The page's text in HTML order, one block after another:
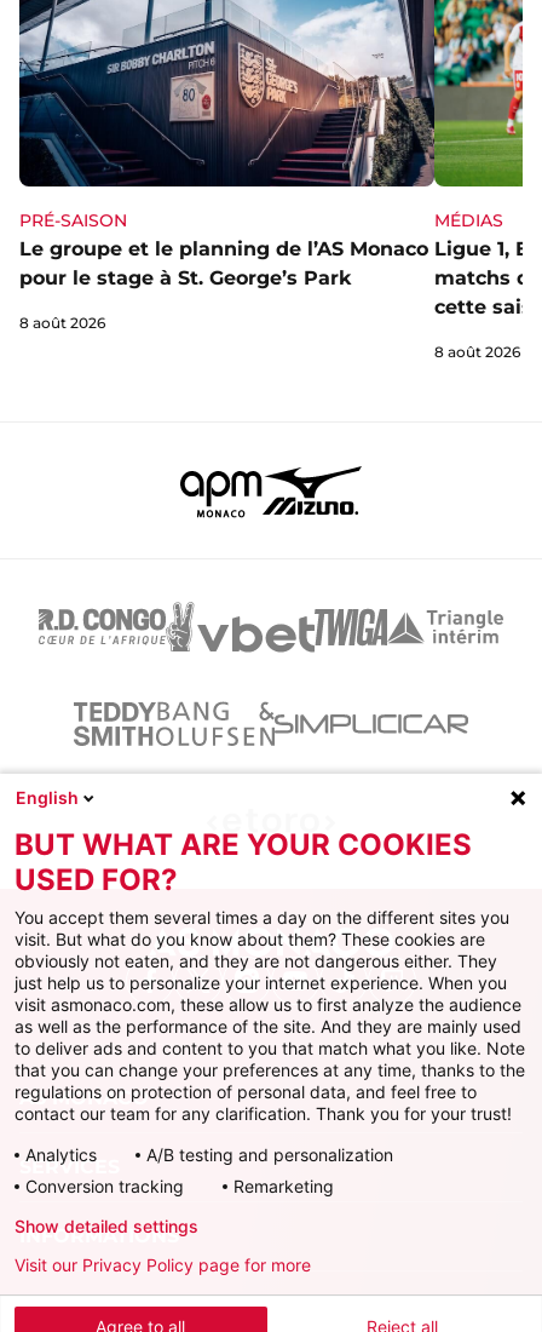
PRÉ-SAISON
Le groupe et le planning de l’AS Monaco
pour le stage à St. George’s Park
8 août 2026
MÉDIAS
Ligue 1,
matchs
cette
8 août 2026
Facebook
X Instagram
YoutubeTikTokTwitch
AS MONACO
SERVICES
INFORMATIONS
Télécharger l'AS Monaco App
English
BUT WHAT ARE YOUR COOKIES
USED FOR?
You accept them several times a day on the different sites you
visit. But what do you know about them? These cookies are
obviously not eaten, and they are not dangerous either. They
just help us to personalize your internet experience. When you
visit asmonaco.com, these allow us to first analyze the audience
as well as the performance of the site. And they are mainly used
to deliver ads and content to you that match what you like. Note
that you can change your preferences at any time, thanks to the
regulations on protection of personal data, and feel free to
contact our team for any clarification. Thank you for your trust!
Analytics
A/B testing and personalization
Conversion tracking
Remarketing
Agree to all Reject all
Show detailed settings
Visit our Privacy Policy page for more